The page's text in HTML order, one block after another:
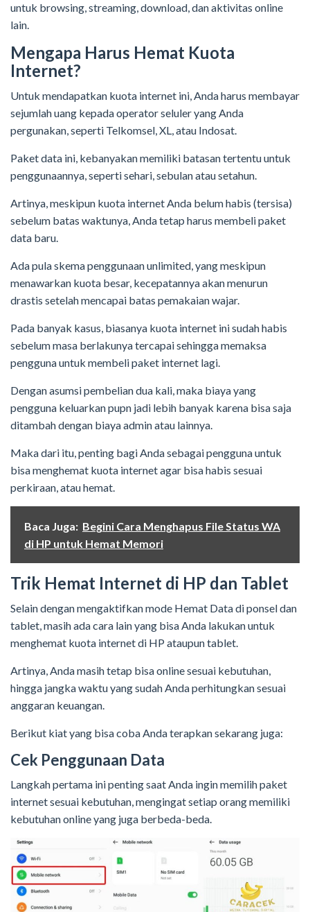
untuk browsing, streaming, download, dan aktivitas online
lain.
Mengapa Harus Hemat Kuota
Internet?
Untuk mendapatkan kuota internet ini, Anda harus membayar
sejumlah uang kepada operator seluler yang Anda
pergunakan, seperti Telkomsel, XL, atau Indosat.
Paket data ini, kebanyakan memiliki batasan tertentu untuk
penggunaannya, seperti sehari, sebulan atau setahun.
Artinya, meskipun kuota internet Anda belum habis (tersisa)
sebelum batas waktunya, Anda tetap harus membeli paket
data baru.
Ada pula skema penggunaan unlimited, yang meskipun
menawarkan kuota besar, kecepatannya akan menurun
drastis setelah mencapai batas pemakaian wajar.
Pada banyak kasus, biasanya kuota internet ini sudah habis
sebelum masa berlakunya tercapai sehingga memaksa
pengguna untuk membeli paket internet lagi.
Dengan asumsi pembelian dua kali, maka biaya yang
pengguna keluarkan pupn jadi lebih banyak karena bisa saja
ditambah dengan biaya admin atau lainnya.
Maka dari itu, penting bagi Anda sebagai pengguna untuk
bisa menghemat kuota internet agar bisa habis sesuai
perkiraan, atau hemat.
Baca Juga: Begini Cara Menghapus File Status WA
di HP untuk Hemat Memori
Trik Hemat Internet di HP dan Tablet
Selain dengan mengaktifkan mode Hemat Data di ponsel dan
tablet, masih ada cara lain yang bisa Anda lakukan untuk
menghemat kuota internet di HP ataupun tablet.
Artinya, Anda masih tetap bisa online sesuai kebutuhan,
hingga jangka waktu yang sudah Anda perhitungkan sesuai
anggaran keuangan.
Berikut kiat yang bisa coba Anda terapkan sekarang juga:
Cek Penggunaan Data
Langkah pertama ini penting saat Anda ingin memilih paket
internet sesuai kebutuhan, mengingat setiap orang memiliki
kebutuhan online yang juga berbeda-beda.